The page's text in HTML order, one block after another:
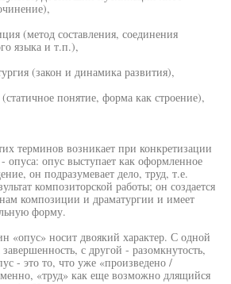
(метод составления, соединения
языка и т.п.),
(закон и динамика развития),
понятие, форма как строение),
терминов возникает при конкретизации
опуса: опус выступает как оформленное
он подразумевает дело, труд, т.е.
композиторской работы; он создается
композиции и драматургии и имеет
форму.
«опус» носит двоякий характер. С одной
с другой - разомкнутость,
- это то, что уже «произведено /
«труд» как еще возможно длящийся